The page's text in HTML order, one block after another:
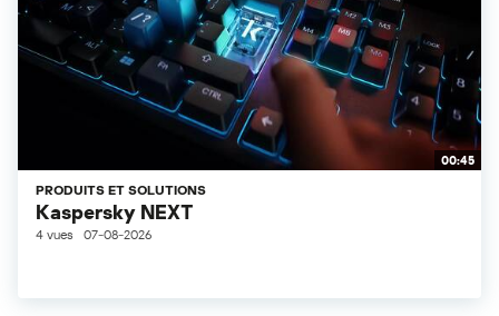
00:45
PRODUITS ET SOLUTIONS
Kaspersky NEXT
4 vues 07-08-2026